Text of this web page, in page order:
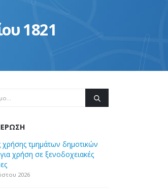
1821
χρήσης τμημάτων δημοτικών
χρήση σε ξενοδοχειακές
2026